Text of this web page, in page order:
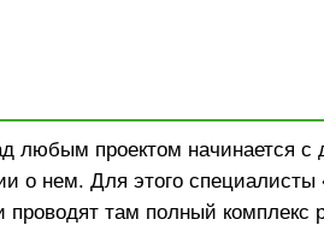
любым проектом начинается с
о нем. Для этого специалисты
проводят там полный комплекс